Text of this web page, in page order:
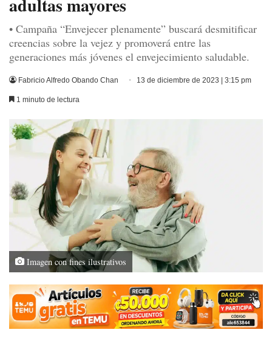
adultas mayores
• Campaña “Envejecer plenamente” buscará desmitificar
creencias sobre la vejez y promoverá entre las
generaciones más jóvenes el envejecimiento saludable.
Fabricio Alfredo Obando Chan 13 de diciembre de 2023 | 3:15 pm
1 minuto de lectura
Imagen con fines ilustrativos